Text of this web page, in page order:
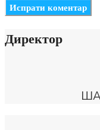
Директор